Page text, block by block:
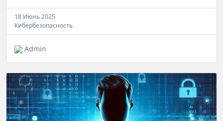
18 Июнь 2025
Кибербезопасность
Admin